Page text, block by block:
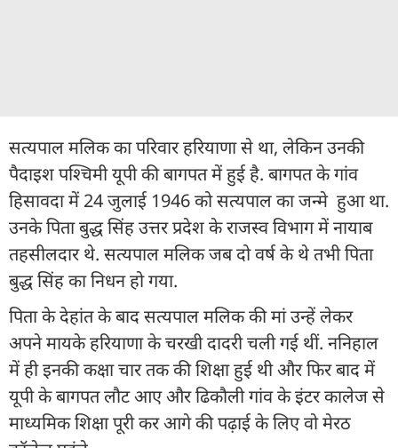
सत्यपाल मलिक का परिवार हरियाणा से था, लेकिन उनकी
पैदाइश पश्चिमी यूपी की बागपत में हुई है. बागपत के गांव
हिसावदा में 24 जुलाई 1946 को सत्यपाल का जन्मे हुआ था.
उनके पिता बुद्ध सिंह उत्तर प्रदेश के राजस्व विभाग में नायाब
तहसीलदार थे. सत्‍यपाल मलिक जब दो वर्ष के थे तभी पिता
बुद्ध सिंह का निधन हो गया.
पिता के देहांत के बाद सत्यपाल मलिक की मां उन्हें लेकर
अपने मायके हरियाणा के चरखी दादरी चली गई थीं. ननिहाल
में ही इनकी कक्षा चार तक की शिक्षा हुई थी और फिर बाद में
यूपी के बागपत लौट आए और ढिकौली गांव के इंटर कालेज से
माध्‍यमिक शिक्षा पूरी कर आगे की पढ़ाई के लिए वो मेरठ